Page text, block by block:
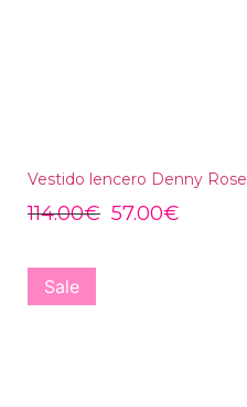
Vestido lencero Denny Rose
114.00€ 57.00€
Sale